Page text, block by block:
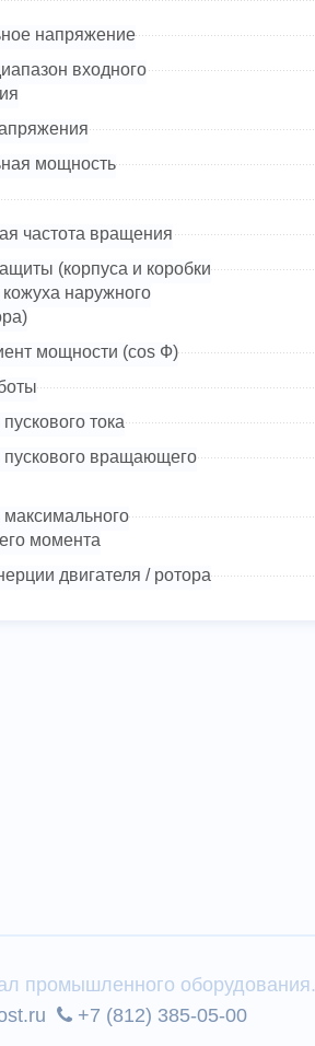
напряжение
входного
мощность
частота вращения
(корпуса и коробки
наружного
мощности (cos Ф)
тока
пускового вращающего
максимального
момента
двигателя / ротора
промышленного оборудования.
+7 (812) 385-05-00